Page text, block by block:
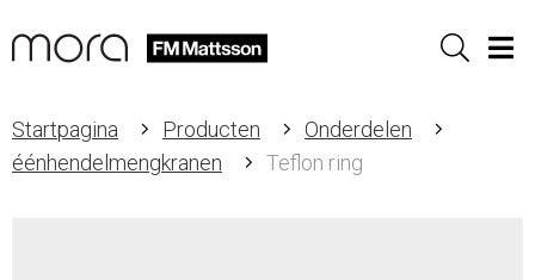
Sök
Startpagina Producten
Onderdelen
éénhendelmengkranen
Teflon ring